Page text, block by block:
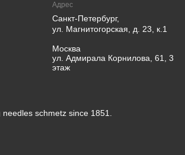
schmetz since 1851.
Адрес
Санкт-Петербург,
ул. Магнитогорская, д. 23, к.1
Москва
ул. Адмирала Корнилова, 61, 3
этаж